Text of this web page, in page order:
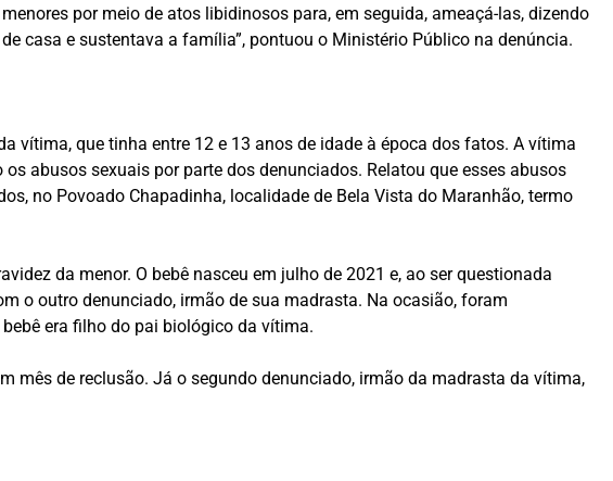
por meio de atos libidinosos para, em seguida, ameaçá-las, dizendo
casa e sustentava a família”, pontuou o Ministério Público na denúncia.
vítima, que tinha entre 12 e 13 anos de idade à época dos fatos. A vítima
abusos sexuais por parte dos denunciados. Relatou que esses abusos
no Povoado Chapadinha, localidade de Bela Vista do Maranhão, termo
da menor. O bebê nasceu em julho de 2021 e, ao ser questionada
o outro denunciado, irmão de sua madrasta. Na ocasião, foram
era filho do pai biológico da vítima.
mês de reclusão. Já o segundo denunciado, irmão da madrasta da vítima,